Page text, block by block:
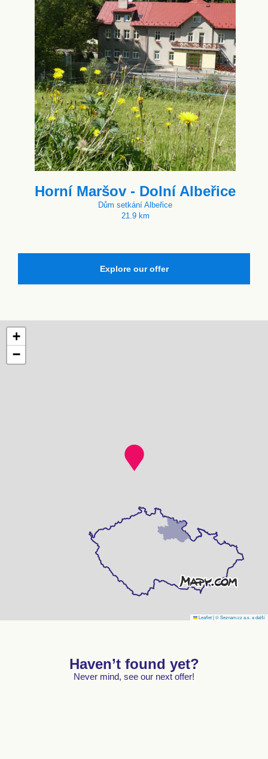
Horní Maršov - Dolní Albeřice
Dům setkání Albeřice
21.9 km
Explore our offer
+
−
Leaflet|© Seznam.cz a.s. a další
Haven’t found yet?
Never mind, see our next offer!